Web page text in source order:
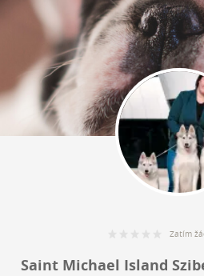
Zatím
Saint Michael Island